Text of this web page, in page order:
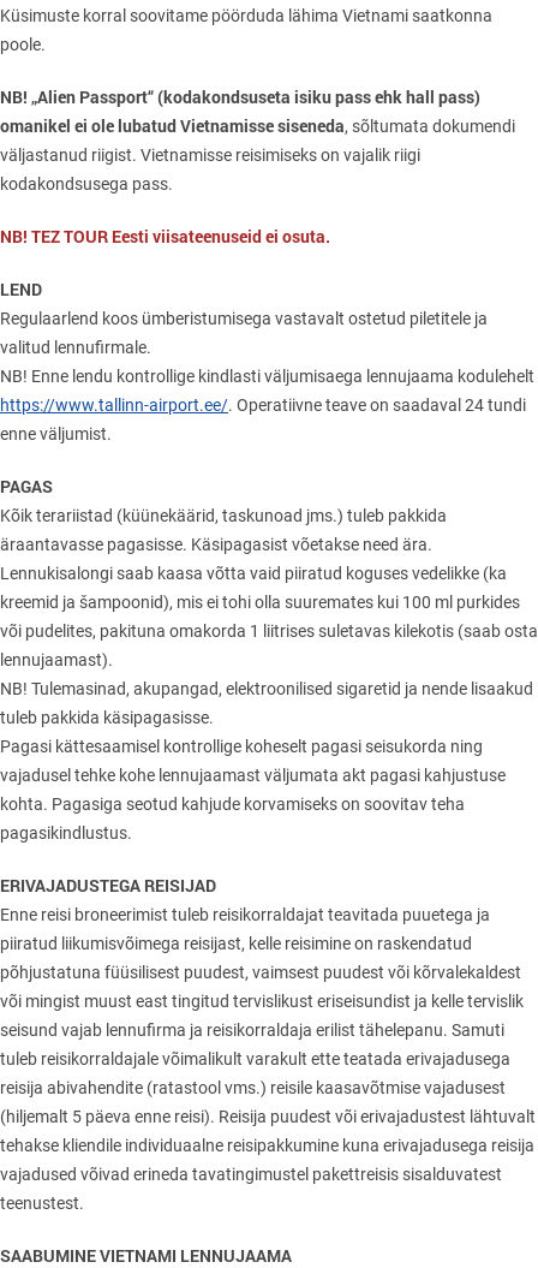
Küsimuste korral soovitame pöörduda lähima Vietnami saatkonna
poole.
NB! „Alien Passport“ (kodakondsuseta isiku pass ehk hall pass)
omanikel ei ole lubatud Vietnamisse siseneda, sõltumata dokumendi
väljastanud riigist. Vietnamisse reisimiseks on vajalik riigi
kodakondsusega pass.
NB! TEZ TOUR Eesti viisateenuseid ei osuta.
LEND
Regulaarlend koos ümberistumisega vastavalt ostetud piletitele ja
valitud lennufirmale.
NB! Enne lendu kontrollige kindlasti väljumisaega lennujaama kodulehelt
https://www.tallinn-airport.ee/. Operatiivne teave on saadaval 24 tundi
enne väljumist.
PAGAS
Kõik terariistad (küünekäärid, taskunoad jms.) tuleb pakkida
äraantavasse pagasisse. Käsipagasist võetakse need ära.
Lennukisalongi saab kaasa võtta vaid piiratud koguses vedelikke (ka
kreemid ja šampoonid), mis ei tohi olla suuremates kui 100 ml purkides
või pudelites, pakituna omakorda 1 liitrises suletavas kilekotis (saab osta
lennujaamast).
NB! Tulemasinad, akupangad, elektroonilised sigaretid ja nende lisaakud
tuleb pakkida käsipagasisse.
Pagasi kättesaamisel kontrollige koheselt pagasi seisukorda ning
vajadusel tehke kohe lennujaamast väljumata akt pagasi kahjustuse
kohta. Pagasiga seotud kahjude korvamiseks on soovitav teha
pagasikindlustus.
ERIVAJADUSTEGA REISIJAD
Enne reisi broneerimist tuleb reisikorraldajat teavitada puuetega ja
piiratud liikumisvõimega reisijast, kelle reisimine on raskendatud
põhjustatuna füüsilisest puudest, vaimsest puudest või kõrvalekaldest
või mingist muust east tingitud tervislikust eriseisundist ja kelle tervislik
seisund vajab lennufirma ja reisikorraldaja erilist tähelepanu. Samuti
tuleb reisikorraldajale võimalikult varakult ette teatada erivajadusega
reisija abivahendite (ratastool vms.) reisile kaasavõtmise vajadusest
(hiljemalt 5 päeva enne reisi). Reisija puudest või erivajadustest lähtuvalt
tehakse kliendile individuaalne reisipakkumine kuna erivajadusega reisija
vajadused võivad erineda tavatingimustel pakettreisis sisalduvatest
teenustest.
SAABUMINE VIETNAMI LENNUJAAMA